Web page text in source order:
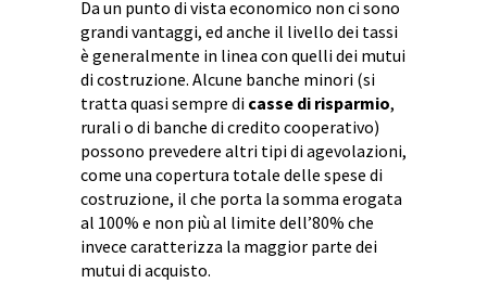
Da un punto di vista economico non ci sono
grandi vantaggi, ed anche il livello dei tassi
è generalmente in linea con quelli dei mutui
di costruzione. Alcune banche minori (si
tratta quasi sempre di casse di risparmio,
rurali o di banche di credito cooperativo)
possono prevedere altri tipi di agevolazioni,
come una copertura totale delle spese di
costruzione, il che porta la somma erogata
al 100% e non più al limite dell’80% che
invece caratterizza la maggior parte dei
mutui di acquisto.